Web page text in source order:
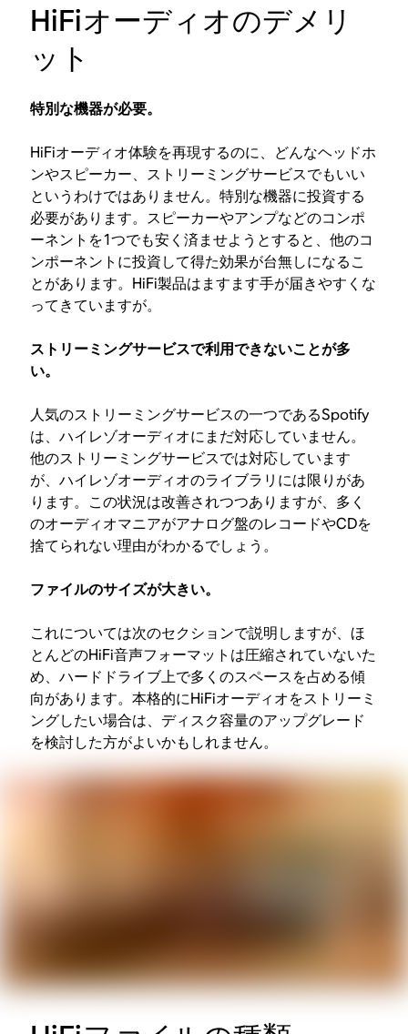
HiFiオーディオのデメリ
ット
特別な機器が必要。
HiFiオーディオ体験を再現するのに、どんなヘッドホ
ンやスピーカー、ストリーミングサービスでもいい
というわけではありません。特別な機器に投資する
必要があります。スピーカーやアンプなどのコンポ
ーネントを1つでも安く済ませようとすると、他のコ
ンポーネントに投資して得た効果が台無しになるこ
とがあります。HiFi製品はますます手が届きやすくな
ってきていますが。
ストリーミングサービスで利用できないことが多
い。
人気のストリーミングサービスの一つであるSpotify
は、ハイレゾオーディオにまだ対応していません。
他のストリーミングサービスでは対応しています
が、ハイレゾオーディオのライブラリには限りがあ
ります。この状況は改善されつつありますが、多く
のオーディオマニアがアナログ盤のレコードやCDを
捨てられない理由がわかるでしょう。
ファイルのサイズが大きい。
これについては次のセクションで説明しますが、ほ
とんどのHiFi音声フォーマットは圧縮されていないた
め、ハードドライブ上で多くのスペースを占める傾
向があります。本格的にHiFiオーディオをストリーミ
ングしたい場合は、ディスク容量のアップグレード
を検討した方がよいかもしれません。